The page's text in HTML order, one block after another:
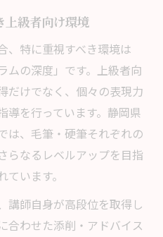
で体験が役立つ理由
注目した選び方のポイ
スがある書道教室の見
気や指導内容を現地比
がる表現力
で磨かれる表現力の違
上級者向け環境
、特に重視すべき環境は
ムの深度」です。上級者向
だけでなく、個々の表現力
導を行っています。静岡県
は、毛筆・硬筆それぞれの
らなるレベルアップを目指
います。
講師自身が高段位を取得し
合わせた添削・アドバイス